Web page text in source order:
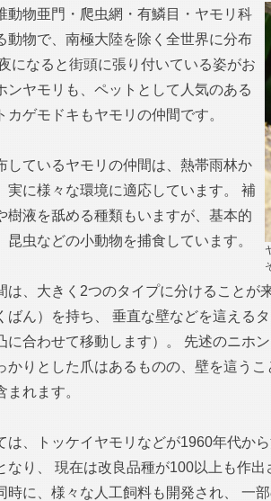
動物亜門・爬虫網・有鱗目・ヤモリ科
動物で、南極大陸を除く全世界に分布
になると街頭に張り付いている姿がお
ンヤモリも、ペットとして人気のある
カゲモドキもヤモリの仲間です。
しているヤモリの仲間は、熱帯雨林か
実に様々な環境に適応しています。 補
樹液を舐める種類もいますが、基本的
昆虫などの小動物を捕食しています。
は、大きく2つのタイプに分けること
ばん）を持ち、 垂直な壁などを這える
に合わせて移動します）。 先述のニホ
かりとした爪はあるものの、壁を這う
まれます。
は、トッケイヤモリなどが1960年代か
なり、 現在は改良品種が100以上も作
時に、様々な人工飼料も開発され、 一